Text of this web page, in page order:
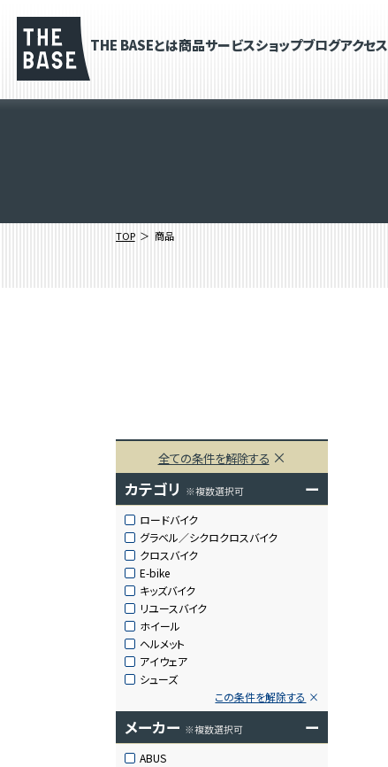
THE BASEとは商品サービスショップブログアクセス
TOP 商品
全ての条件を解除する
カテゴリ ※複数選択可 ー
ロードバイク
グラベル／シクロクロスバイク
クロスバイク
E-bike
キッズバイク
リユースバイク
ホイール
ヘルメット
アイウェア
シューズ
この条件を解除する
メーカー ※複数選択可 ー
ABUS